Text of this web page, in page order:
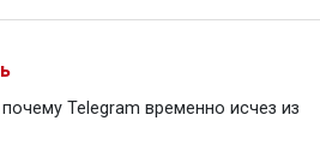
Telegram временно исчез из